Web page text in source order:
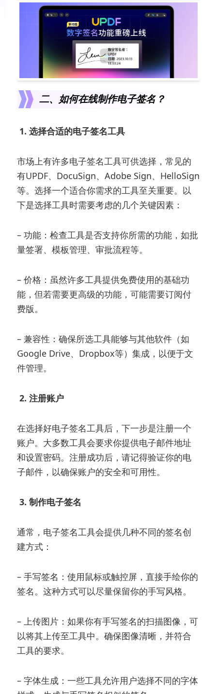
二、如何在线制作电子签名？
1. 选择合适的电子签名工具
市场上有许多电子签名工具可供选择，常见的
有UPDF、DocuSign、Adobe Sign、HelloSign
等。选择一个适合你需求的工具至关重要。以
下是选择工具时需要考虑的几个关键因素：
– 功能：检查工具是否支持你所需的功能，如批
量签署、模板管理、审批流程等。
– 价格：虽然许多工具提供免费使用的基础功
能，但若需要更高级的功能，可能需要订阅付
费版。
– 兼容性：确保所选工具能够与其他软件（如
Google Drive、Dropbox等）集成，以便于文
件管理。
2. 注册账户
在选择好电子签名工具后，下一步是注册一个
账户。大多数工具会要求你提供电子邮件地址
和设置密码。注册成功后，请记得验证你的电
子邮件，以确保账户的安全和可用性。
3. 制作电子签名
通常，电子签名工具会提供几种不同的签名创
建方式：
– 手写签名：使用鼠标或触控屏，直接手绘你的
签名。这种方式可以尽量保留你的手写风格。
– 上传图片：如果你有手写签名的扫描图像，可
以将其上传至工具中。确保图像清晰，并符合
工具的要求。
– 字体生成：一些工具允许用户选择不同的字体